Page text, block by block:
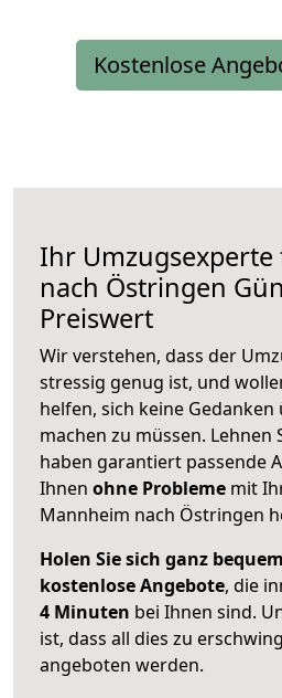
Kostenlose
Ihr
nach Östringen
Preiswert
Wir verstehen, dass der
stressig genug ist, und
helfen, sich keine Gedanken
machen zu müssen. Lehnen
haben garantiert passende
Ihnen ohne Probleme mit
Mannheim nach Östringen
Holen Sie sich ganz
kostenlose Angebote, die
4 Minuten bei Ihnen sind.
ist, dass all dies zu
angeboten werden.